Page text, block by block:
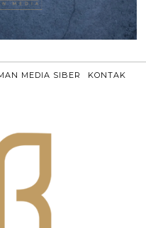
MEDIA SIBER KONTAK